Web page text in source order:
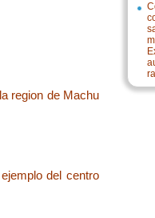
region de Machu
del centro